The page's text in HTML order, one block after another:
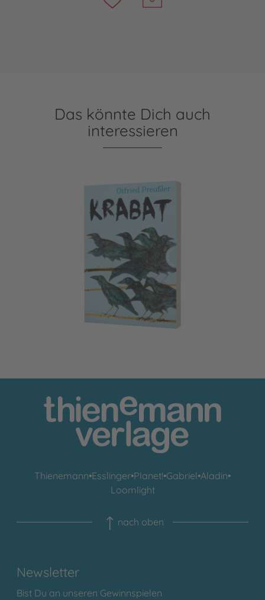
Das könnte Dich auch
interessieren
Thienemann•Esslinger•Planet!•Gabriel•Aladin•
Loomlight
nach oben
Newsletter
Bist Du an unseren Gewinnspielen